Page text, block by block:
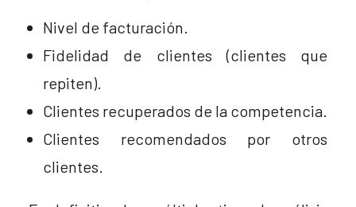
Nivel de facturación.
Fidelidad de clientes (clientes que
repiten).
Clientes recuperados de la competencia.
Clientes recomendados por otros
clientes.